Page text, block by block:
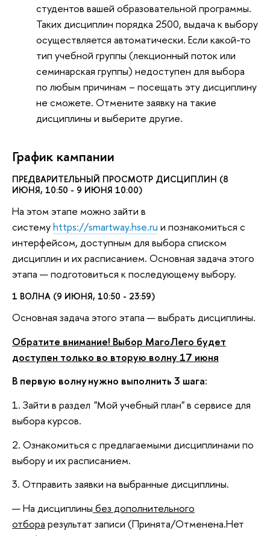
студентов вашей образовательной программы.
Таких дисциплин порядка 2500, выдача к выбору
осуществляется автоматически. Если какой-то
тип учебной группы (лекционный поток или
семинарская группы) недоступен для выбора
по любым причинам – посещать эту дисциплину
не сможете. Отмените заявку на такие
дисциплины и выберите другие.
График кампании
ПРЕДВАРИТЕЛЬНЫЙ ПРОСМОТР ДИСЦИПЛИН (8
ИЮНЯ, 10:50 - 9 ИЮНЯ 10:00)
На этом этапе можно зайти в
системуhttps://smartway.hse.ru и познакомиться с
интерфейсом, доступным для выбора списком
дисциплин и их расписанием. Основная задача этого
этапа — подготовиться к последующему выбору.
1 ВОЛНА (9 ИЮНЯ, 10:50 - 23:59)
Основная задача этого этапа — выбрать дисциплины.
Обратите внимание! Выбор МагоЛего будет
доступен только во вторую волну 17 июня
В первую волну нужно выполнить 3 шага:
1. Зайти в раздел "Мой учебный план" в сервисе для
выбора курсов.
2. Ознакомиться с предлагаемыми дисциплинами по
выбору и их расписанием.
3. Отправить заявки на выбранные дисциплины.
На дисциплины без дополнительного
отбора результат записи (Принята/Отменена.Нет